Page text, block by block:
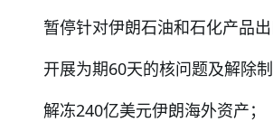
暂停针对伊朗石油和石化产品出
开展为期60天的核问题及解除制
解冻240亿美元伊朗海外资产；